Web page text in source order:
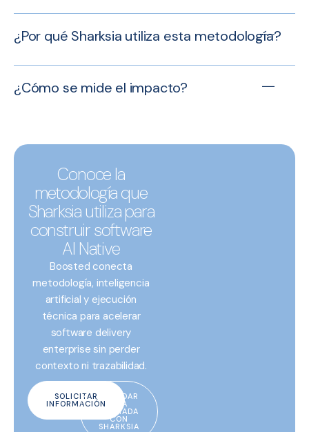
¿Por qué Sharksia utiliza esta metodología?
¿Cómo se mide el impacto?
Conoce la
metodología que
Sharksia utiliza para
construir software
AI Native
Boosted conecta
metodología, inteligencia
artificial y ejecución
técnica para acelerar
software delivery
enterprise sin perder
contexto ni trazabilidad.
SOLICITAR
INFORMACIÓN
AGENDAR
UNA
LLAMADA
CON
SHARKSIA